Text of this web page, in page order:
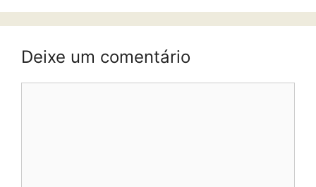
Deixe um comentário